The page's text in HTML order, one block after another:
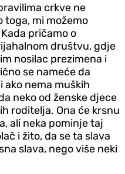
crkve ne
toga, mi možemo
pričamo o
društvu, gdje
nosilac prezimena i
se nameće da
ako nema muških
neko od ženske djece
roditelja. Ona će krsnu
ali neka pominje taj
i žito, da se ta slava
slava, nego više neki